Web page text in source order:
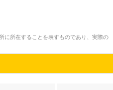
に所在することを表すものであり、実際の